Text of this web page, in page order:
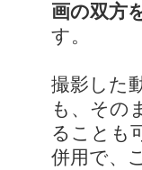
画の双方
す。
撮影した
も、その
ることも
併用で、